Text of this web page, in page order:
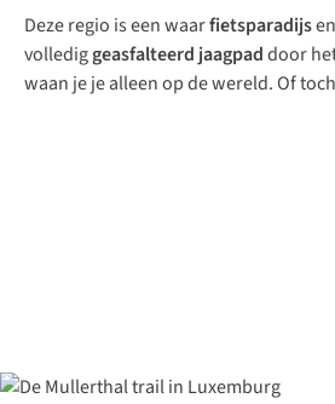
Deze regio is een waarfietsparadijs
vollediggeasfalteerd jaagpaddoor
waan je je alleen op de wereld. Of